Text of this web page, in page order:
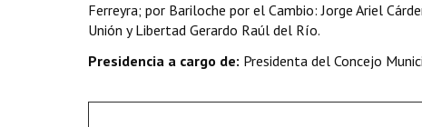
Ferreyra; por Bariloche por el Cambio: Jorge Ariel
Unión y Libertad Gerardo Raúl del Río.
Presidencia a cargo de: Presidenta del Concejo